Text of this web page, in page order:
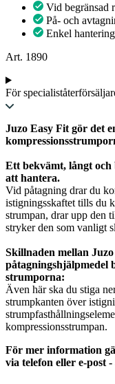
Vid begränsad
På- och
Enkel hantering
Art. 1890
För
Juzo Easy Fit gör det
Ett bekvämt, långt
att hantera.
Vid påtagning drar du
istigningsskaftet tills du
strumpan, drar upp den
stryker den som vanligt
Skillnaden mellan
påtagningshjälpmedel
strumporna:
Även här ska du stiga
strumpkanten över
kompressionsstrumpan.
För mer information
via telefon eller e-post -